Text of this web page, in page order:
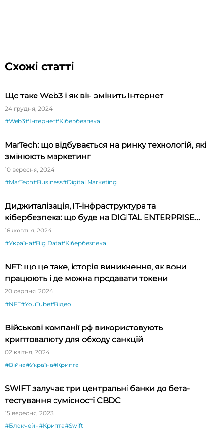
Схожі статті
Що таке Web3 і як він змінить Інтернет
24 грудня, 2024
#Web3#Інтернет#Кібербезпека
MarTech: що відбувається на ринку технологій, які
змінюють маркетинг
10 вересня, 2024
#MarTech#Business#Digital Marketing
Диджиталізація, IT-інфраструктура та
кібербезпека: що буде на DIGITAL ENTERPRISE
FORUM 2024
16 жовтня, 2024
#Україна#Big Data#Кібербезпека
NFT: що це таке, історія виникнення, як вони
працюють і де можна продавати токени
20 серпня, 2024
#NFT#YouTube#Відео
Військові компанії рф використовують
криптовалюту для обходу санкцій
02 квітня, 2024
#Війна#Україна#Крипта
SWIFT залучає три центральні банки до бета-
тестування сумісності CBDC
15 вересня, 2023
#Блокчейн#Крипта#Swift